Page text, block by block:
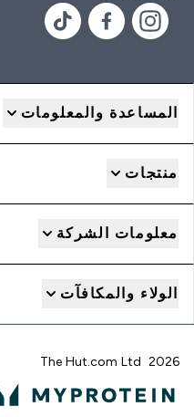
المساعدة والمعلومات
منتجات
معلومات الشركة
الولاء والمكافآت
2026 The Hut.com Ltd